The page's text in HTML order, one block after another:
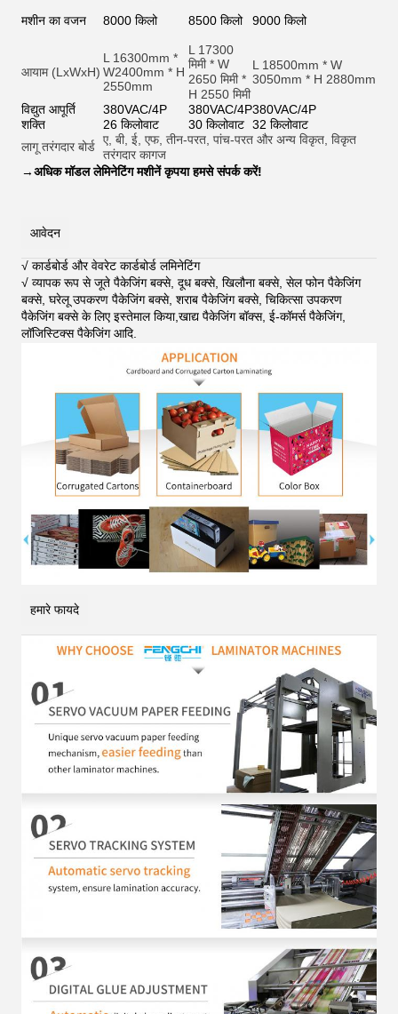
मशीन का वजन 8000 किलो 8500 किलो 9000 किलो
आयाम (LxWxH)
L 16300mm *
W2400mm * H
2550mm
L 17300
मिमी * W
2650 मिमी *
H 2550 मिमी
L 18500mm * W
3050mm * H 2880mm
विद्युत आपूर्ति 380VAC/4P 380VAC/4P380VAC/4P
शक्ति
26 किलोवाट 30 किलोवाट 32 किलोवाट
लागू तरंगदार बोर्ड ए, बी, ई, एफ, तीन-परत, पांच-परत और अन्य विकृत, विकृत
तरंगदार कागज
→अधिक मॉडल लेमिनेटिंग मशीनें कृपया हमसे संपर्क करें!
आवेदन
√ कार्डबोर्ड और वेवरेट कार्डबोर्ड लमिनेटिंग
√ व्यापक रूप से जूते पैकेजिंग बक्से, दूध बक्से, खिलौना बक्से, सेल फोन पैकेजिंग
बक्से, घरेलू उपकरण पैकेजिंग बक्से, शराब पैकेजिंग बक्से, चिकित्सा उपकरण
पैकेजिंग बक्से के लिए इस्तेमाल किया,खाद्य पैकेजिंग बॉक्स, ई-कॉमर्स पैकेजिंग,
लॉजिस्टिक्स पैकेजिंग आदि
हमारे फायदे